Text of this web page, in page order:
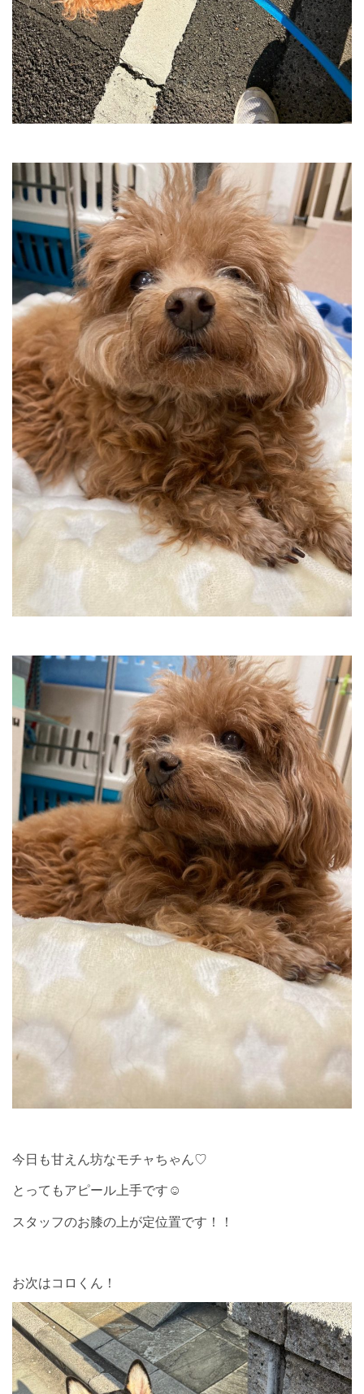
今日も甘えん坊なモチャちゃん♡
とってもアピール上手です☺︎
スタッフのお膝の上が定位置です！！
お次はコロくん！